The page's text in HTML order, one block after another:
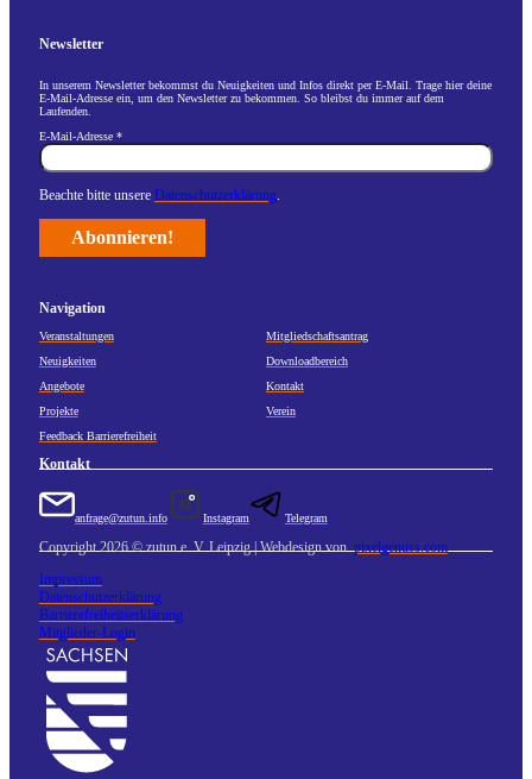
Newsletter
In unserem Newsletter bekommst du Neuigkeiten und Infos direkt per E-Mail. Trage hier deine
E-Mail-Adresse ein, um den Newsletter zu bekommen. So bleibst du immer auf dem
Laufenden.
E-Mail-Adresse *
Beachte bitte unsere Datenschutzerklärung.
Navigation
Veranstaltungen
Mitgliedschaftsantrag
Neuigkeiten
Downloadbereich
Angebote
Kontakt
Projekte
Verein
Feedback Barrierefreiheit
Kontakt
anfrage@zutun.info Instagram Telegram
Copyright 2026 © zutun e. V. Leipzig | Webdesign von pixelgenuss.com
Impressum
Datenschutzerklärung
Barrierefreiheitserklärung
Mitglieder-Login